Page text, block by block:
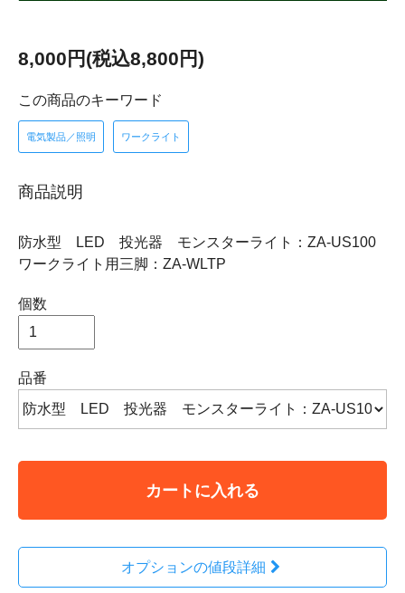
8,000円(税込8,800円)
この商品のキーワード
電気製品／照明 ワークライト
商品説明
防水型 LED 投光器 モンスターライト：ZA-US100
ワークライト用三脚：ZA-WLTP
個数
品番
カートに入れる
オプションの値段詳細